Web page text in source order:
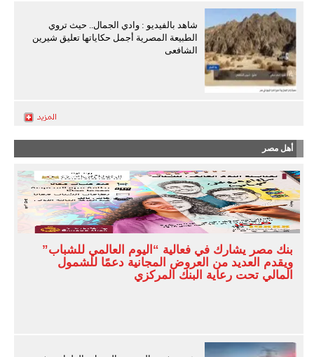
شاهد بالفيديو : وادي الجمال.. حيث تروي
الطبيعة المصرية أجمل حكاياتها تعليق شيرين
الشافعى
أهل مصر
بنك مصر يشارك في فعالية “اليوم العالمي للشباب”
ويقدم العديد من العروض المجانية دعمًا للشمول
المالي تحت رعاية البنك المركزي